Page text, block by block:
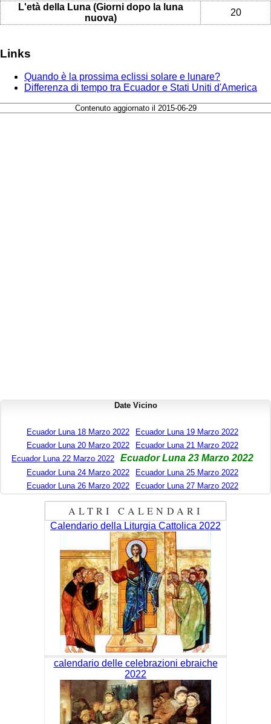
L'età della Luna (Giorni dopo la luna
nuova)
20
Links
Quando è la prossima eclissi solare e lunare?
Differenza di tempo tra Ecuador e Stati Uniti d'America
Contenuto aggiornato il 2015-06-29
Date Vicino
Ecuador Luna 18 Marzo 2022
Ecuador Luna 19 Marzo 2022
Ecuador Luna 20 Marzo 2022
Ecuador Luna 21 Marzo 2022
Ecuador Luna 22 Marzo 2022
Ecuador Luna 23 Marzo 2022
Ecuador Luna 24 Marzo 2022
Ecuador Luna 25 Marzo 2022
Ecuador Luna 26 Marzo 2022
Ecuador Luna 27 Marzo 2022
ALTRI CALENDARI
Calendario della Liturgia Cattolica 2022
calendario delle celebrazioni ebraiche
2022